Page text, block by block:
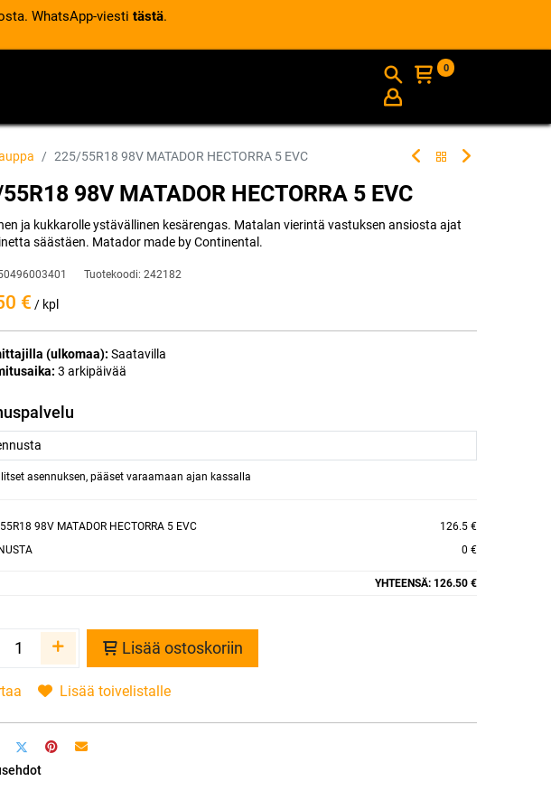
WhatsApp-viesti tästä.
INFO
0
225/55R18 98V MATADOR HECTORRA 5 EVC
98V MATADOR HECTORRA 5 EVC
ja kukkarolle ystävällinen kesärengas. Matalan vierintä vastuksen ansiosta ajat
säästäen. Matador made by Continental.
Tuotekoodi: 242182
€ / kpl
(ulkomaa): Saatavilla
3 arkipäivää
asennuksen, pääset varaamaan ajan kassalla
98V MATADOR HECTORRA 5 EVC
126.5 €
0 €
YHTEENSÄ: 126.50 €
Lisää ostoskoriin
Lisää toivelistalle